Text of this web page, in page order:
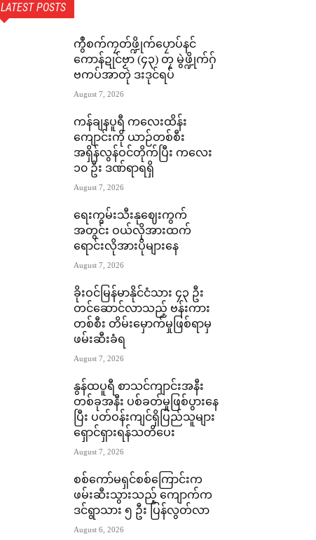
LATEST POSTS
ကွဳစက်ကၠတ်ဖ္ဍိုက်ပၠောပ်နင်
ကောန်ဍုင်ဗၟာ (၄၃) တၠ မွဲဖ္ဍိုက်ဂှ်
ဗကပ်အာတုဲ ဒးဒုင်ရပ်
August 7, 2026
ကန်ချနပူရီ ကလေးထိန်း
ကျောင်းကို ယာဉ်တစ်စီး
အရှိန်လွန်ဝင်တိုက်ပြီး ကလေး
၁၀ ဦး ဒဏ်ရာရရှိ
August 7, 2026
ရေးကွမ်းသီးနုဈေးကွက်
အတွင်း ဝယ်လိုအားထက်
ရောင်းလိုအားပိုများနေ
August 7, 2026
ခိုးဝင်မြန်မာနိုင်ငံသား ၄၃ ဦး
တင်ဆောင်လာသည့် ဗန်းကား
တစ်စီး တိမ်းမှောက်မှုဖြစ်ရာမှ
ဖမ်းဆီးခံရ
August 7, 2026
နွန်ထပူရီ စာသင်ကျာင်းအနီး
တစ်ခုအနီး ပစ်ခတ်မှုဖြစ်ပွားနေ
ပြီး ပတ်ဝန်းကျင်ရှိပြည်သူများ
ရှောင်ရှားရန်သတိပေး
August 7, 2026
စစ်ကော်မရှင်စစ်ကြောင်းက
ဖမ်းဆီးသွားသည့် ကျောက်က
ဒင်ရွာသား ၅ ဦး ပြန်လွတ်လာ
August 6, 2026